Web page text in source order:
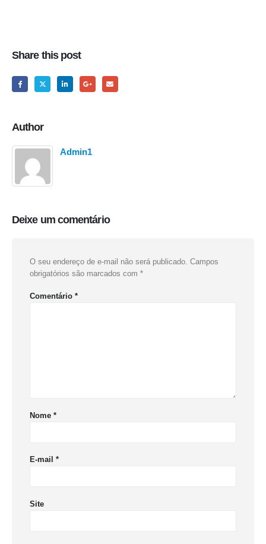
Share this post
Author
Admin1
Deixe um comentário
O seu endereço de e-mail não será publicado. Campos
obrigatórios são marcados com *
Comentário *
Nome *
E-mail *
Site